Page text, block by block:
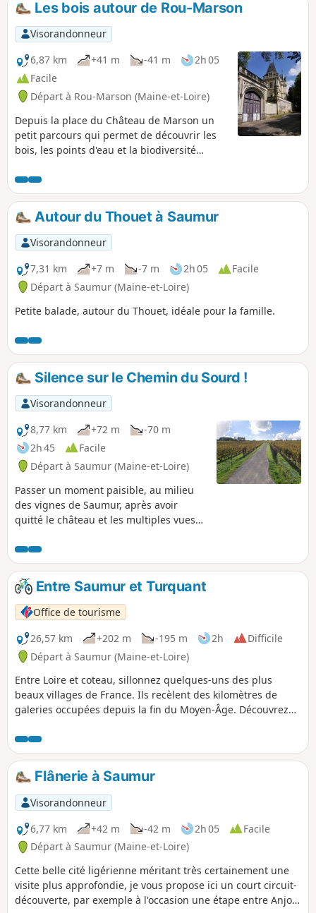
église que le bourg s'est développé. Le
prieuré, remanié aux XVIe et XVIIe
siècles, est toujours accolé à l’église
Saint-Vincent d’Espagne, cette dernière
offrant de beaux vestiges du XIe siècle
et du XIIe siècle.
Les bois autour de Rou-Marson
Visorandonneur
6,87 km
+41 m -41 m
2h 05
Facile
Départ à Rou-Marson (Maine-et-Loire)
Depuis la place du Château de Marson un
petit parcours qui permet de découvrir les
bois, les points d'eau et la biodiversité
Autour du Thouet à Saumur
Visorandonneur
7,31 km
+7 m -7 m 2h 05
Facile
Départ à Saumur (Maine-et-Loire)
Petite balade, autour du Thouet, idéale pour la famille.
Silence sur le Chemin du Sourd !
Visorandonneur
8,77 km
+72 m
-70 m
2h 45
Facile
Départ à Saumur (Maine-et-Loire)
Passer un moment paisible, au milieu
des vignes de Saumur, après avoir
quitté le château et les multiples vues
Entre Saumur et Turquant
Office de tourisme
26,57 km
+202 m -195 m 2h
Difficile
Départ à Saumur (Maine-et-Loire)
Entre Loire et coteau, sillonnez quelques-uns des plus
beaux villages de France. Ils recèlent des kilomètres de
galeries occupées depuis la fin du Moyen-Âge. Découvrez
moulins, lavoirs, loges de vigne, caves de dégustation...
Attention : Bien respecter le sens de circulation, le parcours
est partagé avec des randonneurs équestres.
Flânerie à Saumur
Visorandonneur
6,77 km
+42 m -42 m 2h 05
Facile
Départ à Saumur (Maine-et-Loire)
Cette belle cité ligérienne méritant très certainement une
visite plus approfondie, je vous propose ici un court circuit-
découverte, par exemple à l'occasion une étape entre Anjou